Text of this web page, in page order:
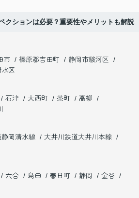
クションは必要？重要性やメリットも解説
市 榛原郡吉田町
静岡市駿河区
区
石津 大西町 茶町
高柳
岡清水線
大井川鉄道大井川本線
六合 島田 春日町 静岡
金谷